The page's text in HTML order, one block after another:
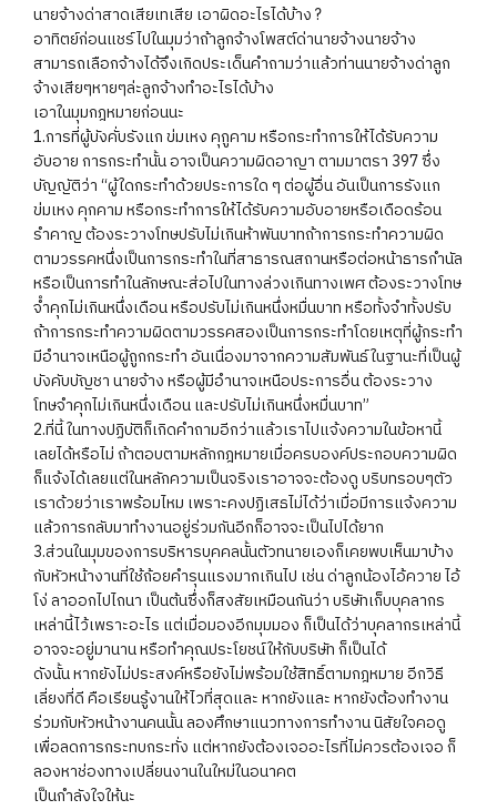
นายจ้างด่าสาดเสียเทเสีย เอาผิดอะไรได้บ้าง ?
อาทิตย์ก่อนแชร์ไปในมุมว่าถ้าลูกจ้างโพสต์ด่านายจ้างนายจ้าง
สามารถเลือกจ้างได้จึงเกิดประเด็นคำถามว่าแล้วท่านนายจ้างด่าลูก
จ้างเสียๆหายๆล่ะลูกจ้างทำอะไรได้บ้าง
เอาในมุมกฎหมายก่อนนะ
1.การที่ผู้บังคั่บรังแก ข่มเหง คุกูคาม หรือกระทำการให้ได้รับความ
อับอาย การกระทำนั้น อาจเป็นความผิดอาญา ตามมาตรา 397 ซึ่ง
บัญญัติว่า “ผู้ใดกระทำด้วยประการใด ๆ ต่อผู้อื่น อันเป็นการรังแก
ข่มเหง คุกคาม หรือกระทำการให้ได้รับความอับอายหรือเดือดร้อน
รำคาญ ต้องระวางโทษปรับไม่เกินห้าพันบาทถ้าการกระทำความผิด
ตามวรรคหนึ่งเป็นการกระทำในที่สาธารณสถานหรือต่อหน้าธารกำนัล
หรือเป็นการทำในลักษณะส่อไปในทางล่วงเกินทางเพศ ต้องระวางโทษ
จํำคุกไม่เกินหนึ่งเดือน หรือปรับไม่เกินหนึ่งหมื่นบาท หรือทั้งจำทั้งปรับ
ถ้าการกระทำความผิดตามวรรคสองเป็นการกระทำโดยเหตุที่ผู้กระทำ
มีอำนาจเหนือผู้ถูกกระทำ อันเนื่องมาจากความสัมพันธ์ในฐานะที่เป็นผู้
บังคับบัญชา นายจ้าง หรือผู้มีอำนาจเหนือประการอื่น ต้องระวาง
โทษจำคุกไม่เกินหนึ่งเดือน และปรับไม่เกินหนึ่งหมื่นบาท”
2.ที่นี้ ในทางปฏิบัติก็เกิดคำถามอีกว่าแล้วเราไปแจ้งความในข้อหานี้
เลยได้หรือไม่ ถ้าตอบตามหลักกฎหมายเมื่อครบองค์ประกอบความผิด
ก็แจ้งได้เลยแต่ในหลักความเป็นจริงเราอาจจะต้องดู บริบทรอบๆตัว
เราด้วยว่าเราพร้อมไหม เพราะคงปฏิเสธไม่ได้ว่าเมื่อมีการแจ้งความ
แล้วการกลับมาทำงานอยู่ร่วมกันอีกก็อาจจะเป็นไปได้ยาก
3.ส่วนในมุมของการบริหารบุคคลนั้นตัวทนายเองก็เคยพบเห็นมาบ้าง
กับหัวหน้างานที่ใช้ถ้อยคำรุนแรงมากเกินไป เช่น ด่าลูกน้องไอ้ควาย ไอ้
โง่ ลาออกไปไถนา เป็นต้นซึ่งก็สงสัยเหมือนกันว่า บริษัทเก็บบุคลากร
เหล่านี้ไว้เพราะอะไร แต่เมื่อมองอีกมุมมอง ก็เป็นได้ว่าบุคลากรเหล่านี้
อาจจะอยู่มานาน หรือทำคุณประโยชน์ให้กับบริษัท ก็เป็นได้
ดังนั้น หากยังไม่ประสงค์หรือยังไม่พร้อมใช้สิทธิ์ตามกฎหมาย อีกวิธี
เลี่ยงที่ดี คือเรียนรู้งานให้ไวที่สุดและ หากยังและ หากยังต้องทำงาน
ร่วมกับหัวหน้างานคนนั้น ลองศึกษาแนวทางการทำงาน นิสัยใจคอดู
เพื่อลดการกระทบกระทั่ง แต่หากยังต้องเจออะไรที่ไม่ควรต้องเจอ ก็
ลองหาช่องทางเปลี่ยนงานในใหม่ในอนาคต
เป็นกำลังใจให้นะ